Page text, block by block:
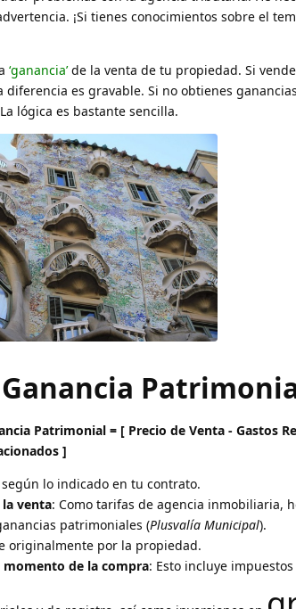
¡Si tienes conocimientos sobre el
‘ganancia’de la venta de tu propiedad. Si
es gravable. Si no obtienes
lógica es bastante sencilla.
Patrimonial = [ Precio de Venta - Gastos
]
lo indicado en tu contrato.
venta: Como tarifas de agencia inmobiliaria,
patrimoniales (Plusvalía Municipal).
originalmente por la propiedad.
momento de la compra: Esto incluye